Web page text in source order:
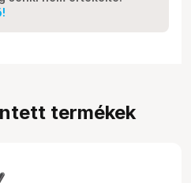
termékek